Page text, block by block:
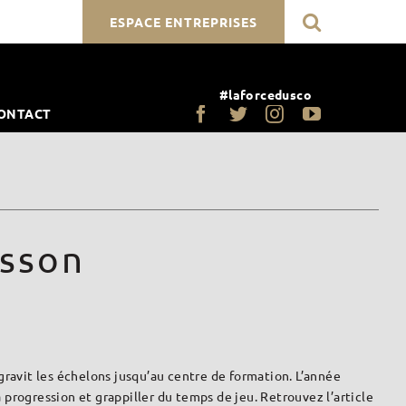
ESPACE ENTREPRISES
#laforcedusco
les échelons jusqu’au centre de formation. L’année
et grappiller du temps de jeu. Retrouvez l’article